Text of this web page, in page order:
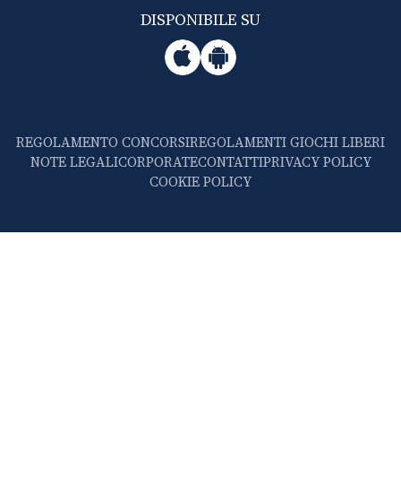
DISPONIBILE SU
REGOLAMENTO CONCORSIREGOLAMENTI GIOCHI LIBERI
NOTE LEGALICORPORATECONTATTIPRIVACY POLICY
COOKIE POLICY